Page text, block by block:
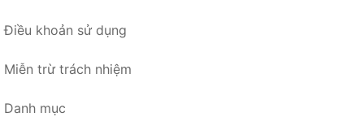
Điều khoản sử dụng
Miễn trừ trách nhiệm
Danh mục